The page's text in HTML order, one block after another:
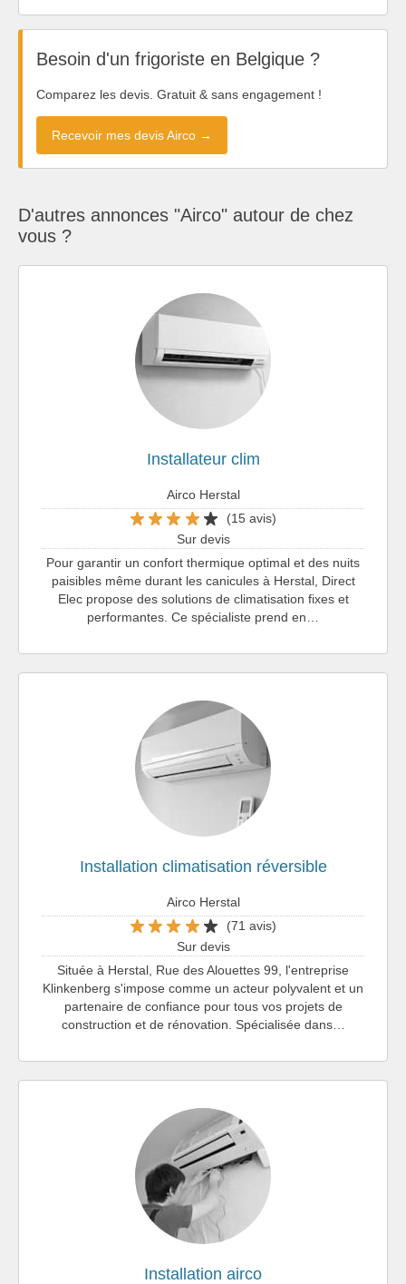
Besoin d'un frigoriste en Belgique ?
Comparez les devis. Gratuit & sans engagement !
Recevoir mes devis Airco →
D'autres annonces "Airco" autour de chez
vous ?
Installateur clim
Airco Herstal
(15 avis)
Sur devis
Pour garantir un confort thermique optimal et des nuits
paisibles même durant les canicules à Herstal, Direct
Elec propose des solutions de climatisation fixes et
performantes. Ce spécialiste prend en…
Installation climatisation réversible
Airco Herstal
(71 avis)
Sur devis
Située à Herstal, Rue des Alouettes 99, l'entreprise
Klinkenberg s'impose comme un acteur polyvalent et un
partenaire de confiance pour tous vos projets de
construction et de rénovation. Spécialisée dans…
Installation airco